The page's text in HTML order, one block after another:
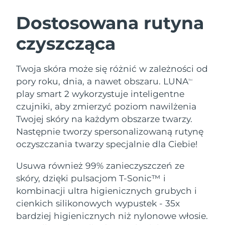
Dostosowana rutyna
czyszcząca
Twoja skóra może się różnić w zależności od
pory roku, dnia, a nawet obszaru. LUNATM
play smart 2 wykorzystuje inteligentne
czujniki, aby zmierzyć poziom nawilżenia
Twojej skóry na każdym obszarze twarzy.
Następnie tworzy spersonalizowaną rutynę
oczyszczania twarzy specjalnie dla Ciebie!
Usuwa również 99% zanieczyszczeń ze
skóry, dzięki pulsacjom T-Sonic™ i
kombinacji ultra higienicznych grubych i
cienkich silikonowych wypustek - 35x
bardziej higienicznych niż nylonowe włosie.
Oczyszczanie twarzy
LUNA™ 4 zestaw
Anti-aging massage
LUNA™ 4 Plus
Massage, LED heating
LUNA™ 4 Men
For men, anti-aging massage
Lifting twarzy
BEAR™ 2 zestaw
Microcurrent toning
BEAR™ 2 go
Microcurrent toning on-the-go
BEAR™ 2 eyes & lips
Microcurrent line smoothing device
Nawilżenie
UFO™ 3 zestaw
Deep facial hydration
UFO™ 3 LED
Near-infrared and red light therapy
device
Pielęgnacja jamy
ustnej
issa™ 4
Hybrid silicone sonic toothbrush
issa™ 4 plus
Smart hybrid silicone sonic toothbrush
FAQ™ ZABIEG ANTI-AGING
Anti-aging Zabiegi LED
NEW
Australia
Austria
Oczekiwany czas dostawy
Bahrajn
Oczekiwany czas dostawy
8/10/26
Belgia
Oczekiwany czas dostawy
8/9/26
Bermudy
Bośnia i
Hercegowina
Oczekiwany czas dostawy
Oczekiwany czas dostawy